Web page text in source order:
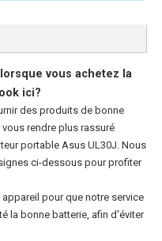
vous achetez la
ici?
des produits de bonne
rendre plus rassuré
portable Asus UL30J . Nous
ci-dessous pour profiter
pour que notre service
la bonne batterie, afin d'éviter